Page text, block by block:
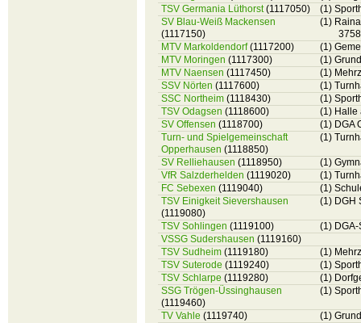
TSV Germania Lüthorst(1117050)
(1)
SV Blau-Weiß Mackensen
(1117150)
(1)
MTV Markoldendorf(1117200)
(1)
MTV Moringen (1117300)
(1)
MTV Naensen (1117450)
(1)
SSV Nörten (1117600)
(1)
SSC Northeim (1118430)
(1)
TSV Odagsen (1118600)
(1) Halle
SV Offensen (1118700)
(1) DGA
Turn- und Spielgemeinschaft
Opperhausen (1118850)
(1)
SV Relliehausen (1118950)
(1)
VfR Salzderhelden (1119020)
(1)
FC Sebexen (1119040)
(1)
TSV Einigkeit Sievershausen
(1119080)
(1) DGH
TSV Sohlingen (1119100)
(1)
VSSG Sudershausen (1119160)
TSV Sudheim (1119180)
(1)
TSV Suterode (1119240)
(1)
TSV Schlarpe (1119280)
(1)
SSG Trögen-Üssinghausen
(1119460)
(1)
TV Vahle (1119740)
(1)